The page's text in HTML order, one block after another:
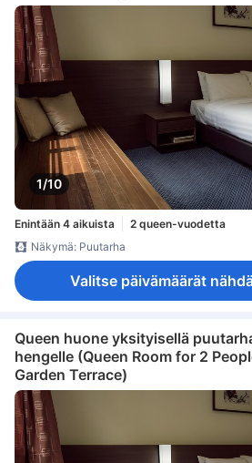
1/10
Enintään 4 aikuista
2 queen-vuodetta
Näkymä: Puutarha
Valitse päivämäärät
Queen huone yksityisellä
hengelle (Queen Room for 2
Garden Terrace)